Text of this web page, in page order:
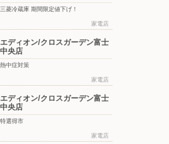
三菱冷蔵庫 期間限定値下げ！
家電店
エディオン/クロスガーデン富士
中央店
熱中症対策
家電店
エディオン/クロスガーデン富士
中央店
特選得市
家電店